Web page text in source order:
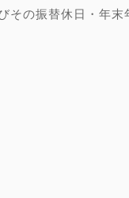
その振替休日・年